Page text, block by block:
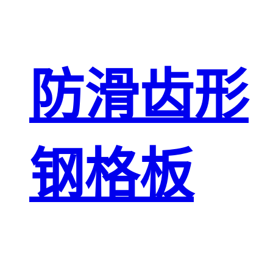
防滑齿形
钢格板